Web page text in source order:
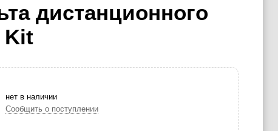
дистанционного
Kit
нет в наличии
Сообщить о поступлении